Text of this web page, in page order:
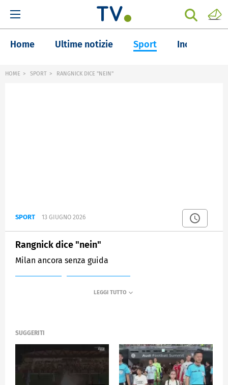
Home Ultime notizie Sport Inchieste
HOME SPORT RANGNICK DICE "NEIN"
SPORT 13 GIUGNO 2026
Rangnick dice "nein"
Milan ancora senza guida
SUGGERITI